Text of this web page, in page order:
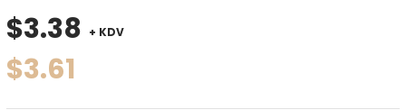
$3.38 + KDV
$3.61